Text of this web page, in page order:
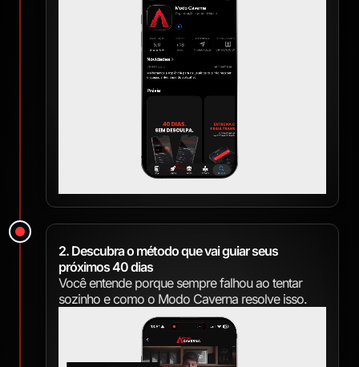
2. Descubra o método que vai guiar seus
próximos 40 dias
Você entende porque sempre falhou ao tentar
sozinho e como o Modo Caverna resolve isso.